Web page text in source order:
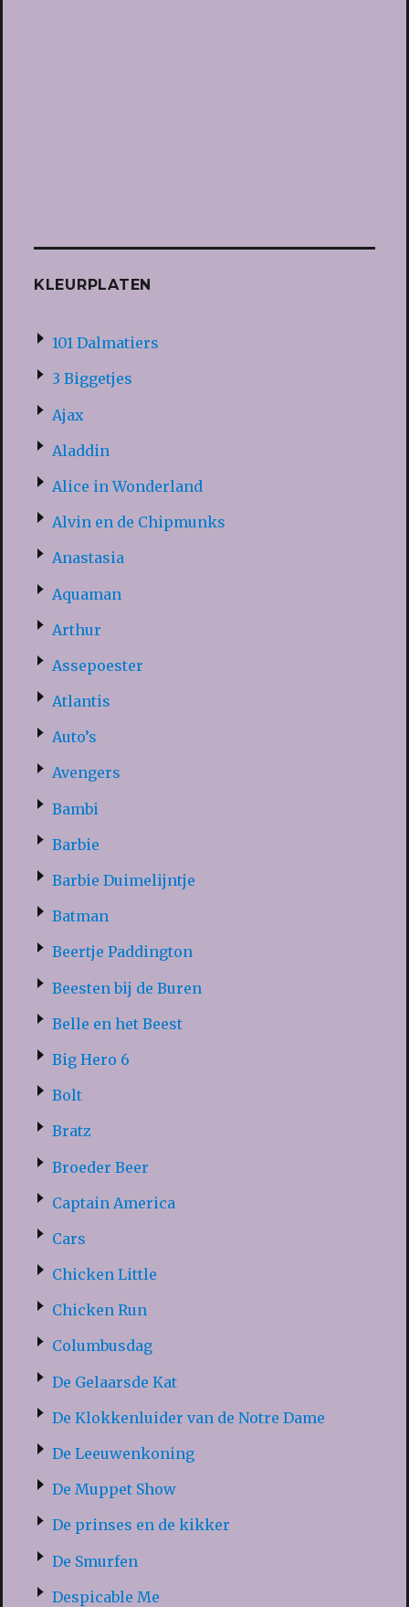
KLEURPLATEN
101 Dalmatiers
3 Biggetjes
Ajax
Aladdin
Alice in Wonderland
Alvin en de Chipmunks
Anastasia
Aquaman
Arthur
Assepoester
Atlantis
Auto’s
Avengers
Bambi
Barbie
Barbie Duimelijntje
Batman
Beertje Paddington
Beesten bij de Buren
Belle en het Beest
Big Hero 6
Bolt
Bratz
Broeder Beer
Captain America
Cars
Chicken Little
Chicken Run
Columbusdag
De Gelaarsde Kat
De Klokkenluider van de Notre Dame
De Leeuwenkoning
De Muppet Show
De prinses en de kikker
De Smurfen
Despicable Me